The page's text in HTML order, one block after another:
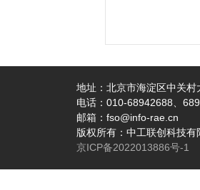
地址：北京市海淀区中关
电话：010-68942688、
邮箱：fso@info-rae.cn
版权所有：中工联创科技
京ICP备2022013886号-1